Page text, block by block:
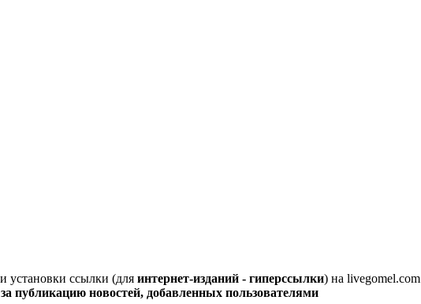
установки ссылки (для интернет-изданий - гиперссылки) на livegomel.com
публикацию новостей, добавленных пользователями